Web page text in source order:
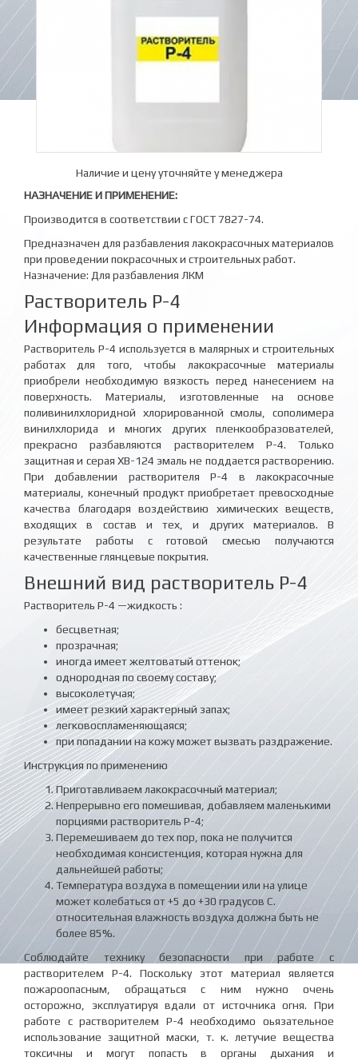
Наличие и цену уточняйте у менеджера
НАЗНАЧЕНИЕ И ПРИМЕНЕНИЕ:
Производится в соответствии с ГОСТ 7827-74.
Предназначен для разбавления лакокрасочных материалов
при проведении покрасочных и строительных работ.
Назначение: Для разбавления ЛКМ
Растворитель Р-4
Информация о применении
Растворитель Р-4 используется в малярных и строительных
работах для того, чтобы лакокрасочные материалы
приобрели необходимую вязкость перед нанесением на
поверхность. Материалы, изготовленные на основе
поливинилхлоридной хлорированной смолы, сополимера
винилхлорида и многих других пленкообразователей,
прекрасно разбавляются растворителем P-4. Только
защитная и серая XВ-124 эмаль не поддается растворению.
При добавлении растворителя P-4 в лакокрасочные
материалы, конечный продукт приобретает превосходные
качества благодаря воздействию химических веществ,
входящих в состав и тех, и других материалов. В
результате работы с готовой смесью получаются
качественные глянцевые покрытия.
Внешний вид растворитель Р-4
Растворитель P-4 —жидкость :
бесцветная;
прозрачная;
иногда имеет желтоватый оттенок;
однородная по своему составу;
высоколетучая;
имеет резкий характерный запах;
легковоспламеняющаяся;
при попадании на кожу может вызвать раздражение.
Инструкция по применению
Приготавливаем лакокрасочный материал;
Непрерывно его помешивая, добавляем маленькими
порциями растворитель Р-4;
Перемешиваем до тех пор, пока не получится
необходимая консистенция, которая нужна для
дальнейшей работы;
Температура воздуха в помещении или на улице
может колебаться от +5 до +30 градусов C.
относительная влажность воздуха должна быть не
более 85%.
Соблюдайте технику безопасности при работе с
растворителем Р-4. Поскольку этот материал является
пожароопасным, обращаться с ним нужно очень
осторожно, эксплуатируя вдали от источника огня. При
работе с растворителем P-4 необходимо оьязательное
использование защитной маски, т. к. летучие вещества
токсичны и могут попасть в органы дыхания и